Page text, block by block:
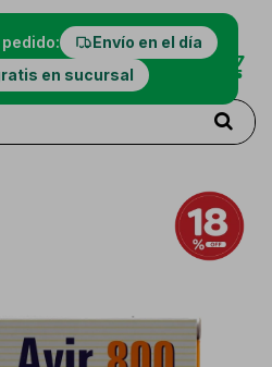
Envío en el día
en sucursal